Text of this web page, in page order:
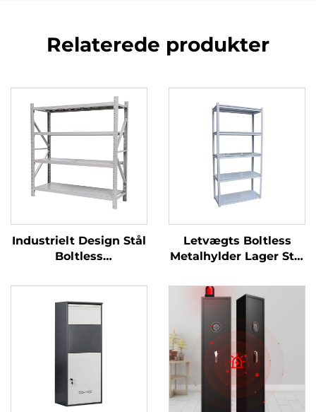
Relaterede produkter
Industrielt Design Stål
Boltless
Hylde Lagerstativ
Garagehylder Metal
Letvægts Boltless
Metalhylder Lager Stål
Hylde Supermarked
Udstillingsstativ
Butikshylder